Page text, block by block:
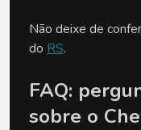
Não deixe de
do RS.
FAQ:
sobre o